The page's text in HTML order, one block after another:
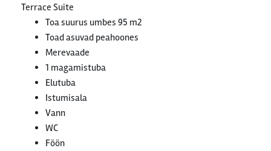
Terrace Suite
Toa suurus umbes 95 m2
Toad asuvad peahoones
Merevaade
1 magamistuba
Elutuba
Istumisala
Vann
WC
Föön